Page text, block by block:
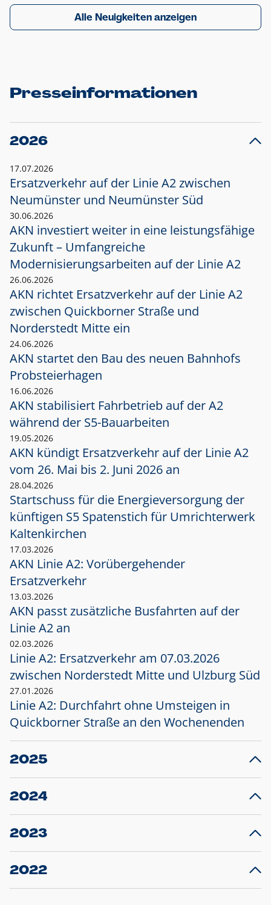
Alle Neuigkeiten anzeigen
Presseinformationen
2026
17.07.2026
Ersatzverkehr auf der Linie A2 zwischen
Neumünster und Neumünster Süd
30.06.2026
AKN investiert weiter in eine leistungsfähige
Zukunft – Umfangreiche
Modernisierungsarbeiten auf der Linie A2
26.06.2026
AKN richtet Ersatzverkehr auf der Linie A2
zwischen Quickborner Straße und
Norderstedt Mitte ein
24.06.2026
AKN startet den Bau des neuen Bahnhofs
Probsteierhagen
16.06.2026
AKN stabilisiert Fahrbetrieb auf der A2
während der S5-Bauarbeiten
19.05.2026
AKN kündigt Ersatzverkehr auf der Linie A2
vom 26. Mai bis 2. Juni 2026 an
28.04.2026
Startschuss für die Energieversorgung der
künftigen S5 Spatenstich für Umrichterwerk
Kaltenkirchen
17.03.2026
AKN Linie A2: Vorübergehender
Ersatzverkehr
13.03.2026
AKN passt zusätzliche Busfahrten auf der
Linie A2 an
02.03.2026
Linie A2: Ersatzverkehr am 07.03.2026
zwischen Norderstedt Mitte und Ulzburg Süd
27.01.2026
Linie A2: Durchfahrt ohne Umsteigen in
Quickborner Straße an den Wochenenden
2025
23.12.2025
Projekt S5: Start der Bauarbeiten am
2024
10.12.2024
Großprojekt S5: Sperrung der Bahnstraße in
2023
20.12.2023
Schleswig-Holstein verlängert den
2022
22.12.2022